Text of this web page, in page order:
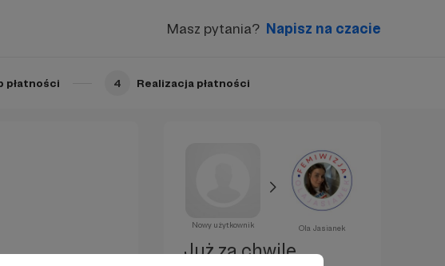
Masz pytania? Napisz na czacie
płatności 4 Realizacja płatności
Nowy użytkownik Ola Jasianek
Już za chwilę